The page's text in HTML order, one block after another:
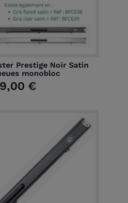
Prestige Noir Satin
monobloc
€